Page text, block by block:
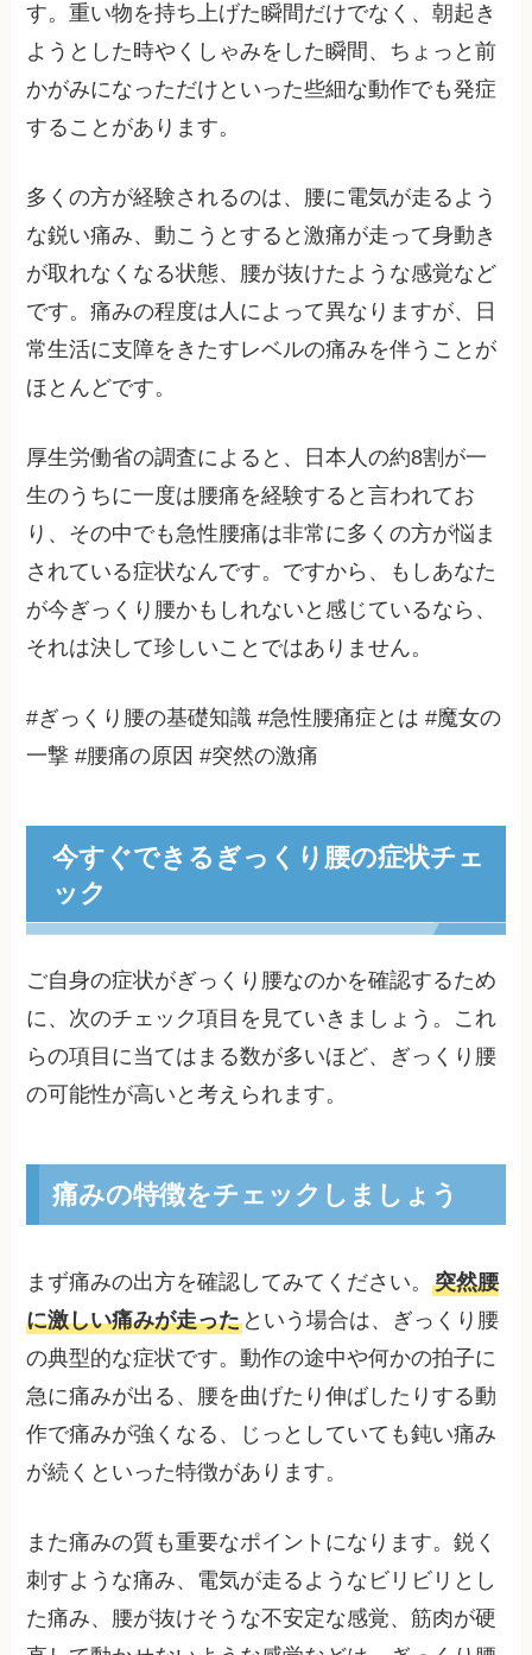
す。重い物を持ち上げた瞬間だけでなく、朝起き
ようとした時やくしゃみをした瞬間、ちょっと前
かがみになっただけといった些細な動作でも発症
することがあります。
多くの方が経験されるのは、腰に電気が走るよう
な鋭い痛み、動こうとすると激痛が走って身動き
が取れなくなる状態、腰が抜けたような感覚など
です。痛みの程度は人によって異なりますが、日
常生活に支障をきたすレベルの痛みを伴うことが
ほとんどです。
厚生労働省の調査によると、日本人の約8割が一
生のうちに一度は腰痛を経験すると言われてお
り、その中でも急性腰痛は非常に多くの方が悩ま
されている症状なんです。ですから、もしあなた
が今ぎっくり腰かもしれないと感じているなら、
それは決して珍しいことではありません。
#ぎっくり腰の基礎知識 #急性腰痛症とは #魔女の
一撃 #腰痛の原因 #突然の激痛
今すぐできるぎっくり腰の症状チェ
ック
ご自身の症状がぎっくり腰なのかを確認するため
に、次のチェック項目を見ていきましょう。これ
らの項目に当てはまる数が多いほど、ぎっくり腰
の可能性が高いと考えられます。
痛みの特徴をチェックしましょう
まず痛みの出方を確認してみてください。突然腰
に激しい痛みが走った という場合は、ぎっくり腰
の典型的な症状です。動作の途中や何かの拍子に
急に痛みが出る、腰を曲げたり伸ばしたりする動
作で痛みが強くなる、じっとしていても鈍い痛み
が続くといった特徴があります。
また痛みの質も重要なポイントになります。鋭く
刺すような痛み、電気が走るようなビリビリとし
た痛み、腰が抜けそうな不安定な感覚、筋肉が硬